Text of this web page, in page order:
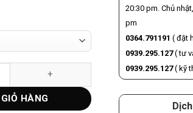
Air 5 (M1) - ZIN NGUYÊN BẢN số lượng
HÀNG
20:30 pm. Chủ
pm
0364.791191 ( đặt
0939.295.127( tư
0939.295.127( kỹ